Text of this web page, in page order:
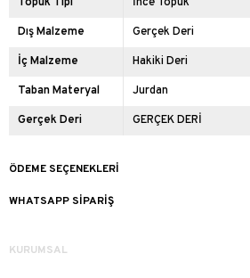
Dış Malzeme Gerçek Deri
İç Malzeme Hakiki Deri
Taban Materyal Jurdan
Gerçek Deri GERÇEK DERİ
ÖDEME SEÇENEKLERI
WHATSAPP SIPARIŞ
KURUMSAL